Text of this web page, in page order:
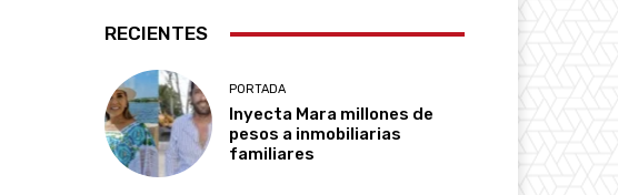
RECIENTES
PORTADA
Inyecta Mara millones de
pesos a inmobiliarias
familiares